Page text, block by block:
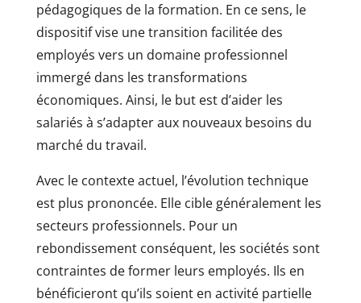
pédagogiques de la formation. En ce sens, le
dispositif vise une transition facilitée des
employés vers un domaine professionnel
immergé dans les transformations
économiques. Ainsi, le but est d’aider les
salariés à s’adapter aux nouveaux besoins du
marché du travail.
Avec le contexte actuel, l’évolution technique
est plus prononcée. Elle cible généralement les
secteurs professionnels. Pour un
rebondissement conséquent, les sociétés sont
contraintes de former leurs employés. Ils en
bénéficieront qu’ils soient en activité partielle